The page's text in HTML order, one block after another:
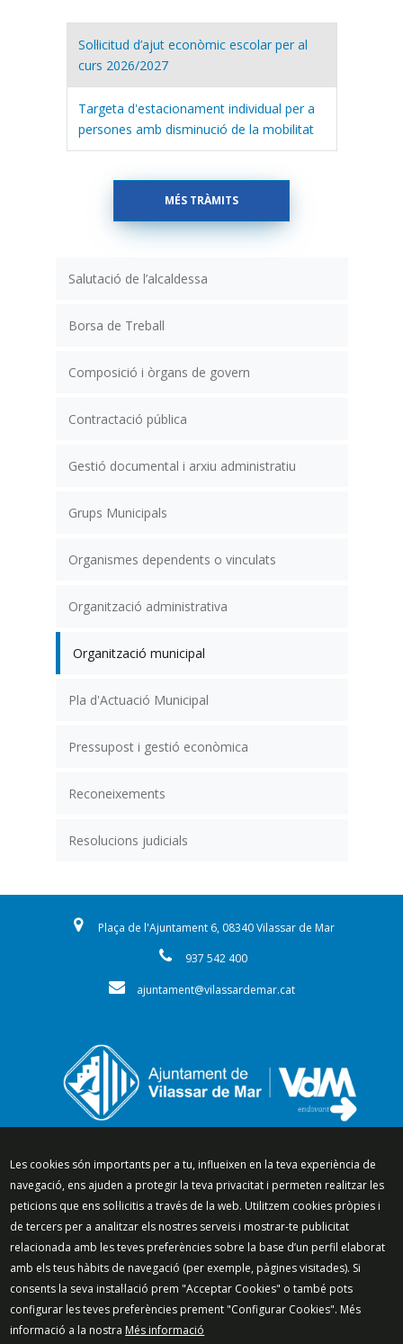
Salutació de l’alcaldessa
Borsa de Treball
Composició i òrgans de govern
Contractació pública
Gestió documental i arxiu administratiu
Grups Municipals
Organismes dependents o vinculats
Organització administrativa
Organització municipal
Pla d'Actuació Municipal
Pressupost i gestió econòmica
Reconeixements
Resolucions judicials
Sol·licitud d’ajut econòmic escolar per al
curs 2026/2027
Targeta d'estacionament individual per a
persones amb disminució de la mobilitat
MÉS TRÀMITS
Plaça de l'Ajuntament 6, 08340 Vilassar de Mar
937 542 400
ajuntament@vilassardemar.cat
Segueix-nos a:
Mapa del lloc
Política de Privacitat
Política de Xarxes Socials
Política de cookies
Protecció de dades
Avís legal
Contacte
Preguntes freqüents
Les cookies són importants per a tu, influeixen en la teva experiència de
navegació, ens ajuden a protegir la teva privacitat i permeten realitzar les
peticions que ens sol·licitis a través de la web. Utilitzem cookies pròpies i
de tercers per a analitzar els nostres serveis i mostrar-te publicitat
relacionada amb les teves preferències sobre la base d’un perfil elaborat
amb els teus hàbits de navegació (per exemple, pàgines visitades). Si
consents la seva instal·lació prem "Acceptar Cookies" o també pots
configurar les teves preferències prement "Configurar Cookies". Més
informació a la nostra Més informació